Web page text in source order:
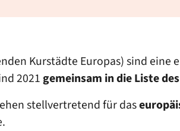
Kurstädte Europas) sind eine
2021gemeinsam in die Liste
stellvertretend für das